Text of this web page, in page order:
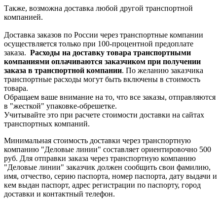
Также, возможна доставка любой другой транспортной
компанией.
Доставка заказов по России через транспортные компании
осуществляется только при 100-процентной предоплате
заказа. Расходы на доставку товара транспортными
компаниями оплачиваются заказчиком при получении
заказа в транспортной компании. По желанию заказчика
транспортные расходы могут быть включены в стоимость
товара.
Обращаем ваше внимание на то, что все заказы, отправляются
в "жесткой" упаковке-обрешетке.
Учитывайте это при расчете стоимости доставки на сайтах
транспортных компаний.
Минимальная стоимость доставки через транспортную
компанию "Деловые линии" составляет ориентировочно 500
руб. Для отправки заказа через транспортную компанию
"Деловые линии" заказчик должен сообщить свои фамилию,
имя, отчество, серию паспорта, номер паспорта, дату выдачи и
кем выдан паспорт, адрес регистрации по паспорту, город
доставки и контактный телефон.